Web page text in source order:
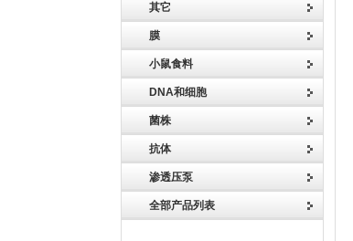
其它
膜
小鼠食料
DNA和细胞
菌株
抗体
渗透压泵
全部产品列表